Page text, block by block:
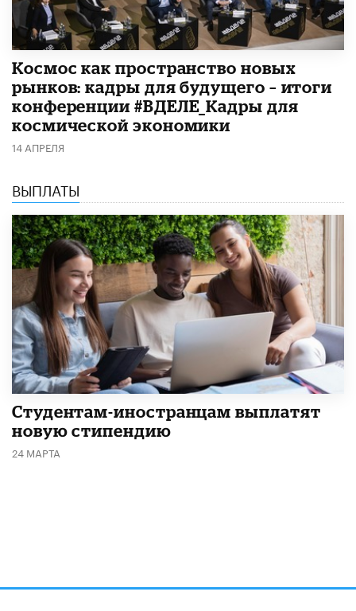
Космос как пространство новых
рынков: кадры для будущего – итоги
конференции #ВДЕЛЕ_Кадры для
космической экономики
14 АПРЕЛЯ
ВЫПЛАТЫ
Студентам-иностранцам выплатят
новую стипендию
24 МАРТА